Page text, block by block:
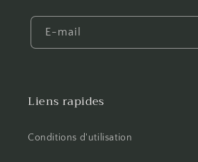
E-mail
Liens rapides
Conditions d'utilisation